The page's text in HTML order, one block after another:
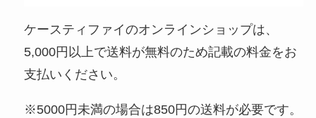
ケースティファイのオンラインショップは、
5,000円以上で送料が無料のため記載の料金をお
支払いください。
※5000円未満の場合は850円の送料が必要です。